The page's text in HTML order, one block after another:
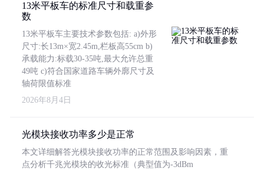
13米平板车的标准尺寸和载重参
数
13米平板车主要技术参数包括: a)外形
尺寸:长13m×宽2.45m,栏板高55cm b)
承载能力:标载30-35吨,最大允许总重
49吨 c)符合国家道路车辆外廓尺寸及
轴荷限值标准
2026年8月4日
光模块接收功率多少是正常
本文详细解答光模块接收功率的正常范围及影响因素，重
点分析千兆光模块的收光标准（典型值为-3dBm